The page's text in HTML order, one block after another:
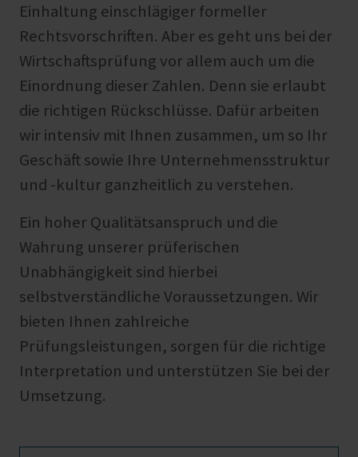
Einhaltung einschlägiger formeller
Rechtsvorschriften. Aber es geht uns bei der
Wirtschaftsprüfung vor allem auch um die
Einordnung dieser Zahlen. Denn sie erlaubt
die richtigen Rückschlüsse. Dafür arbeiten
wir intensiv mit Ihnen zusammen, um so Ihr
Geschäft sowie Ihre Unternehmensstruktur
und -kultur ganzheitlich zu verstehen.
Ein hoher Qualitätsanspruch und die
Wahrung unserer prüferischen
Unabhängigkeit sind hierbei
selbstverständliche Voraussetzungen. Wir
bieten Ihnen zahlreiche
Prüfungsleistungen, sorgen für die richtige
Interpretation und unterstützen Sie bei der
Umsetzung.